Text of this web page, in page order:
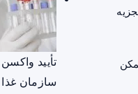
تأیید
سازمان غذا